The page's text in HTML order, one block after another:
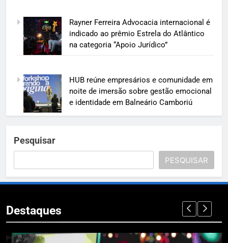
Rayner Ferreira Advocacia internacional é
indicado ao prêmio Estrela do Atlântico
na categoria “Apoio Jurídico”
HUB reúne empresários e comunidade em
noite de imersão sobre gestão emocional
e identidade em Balneário Camboriú
Pesquisar
PESQUISAR
Destaques